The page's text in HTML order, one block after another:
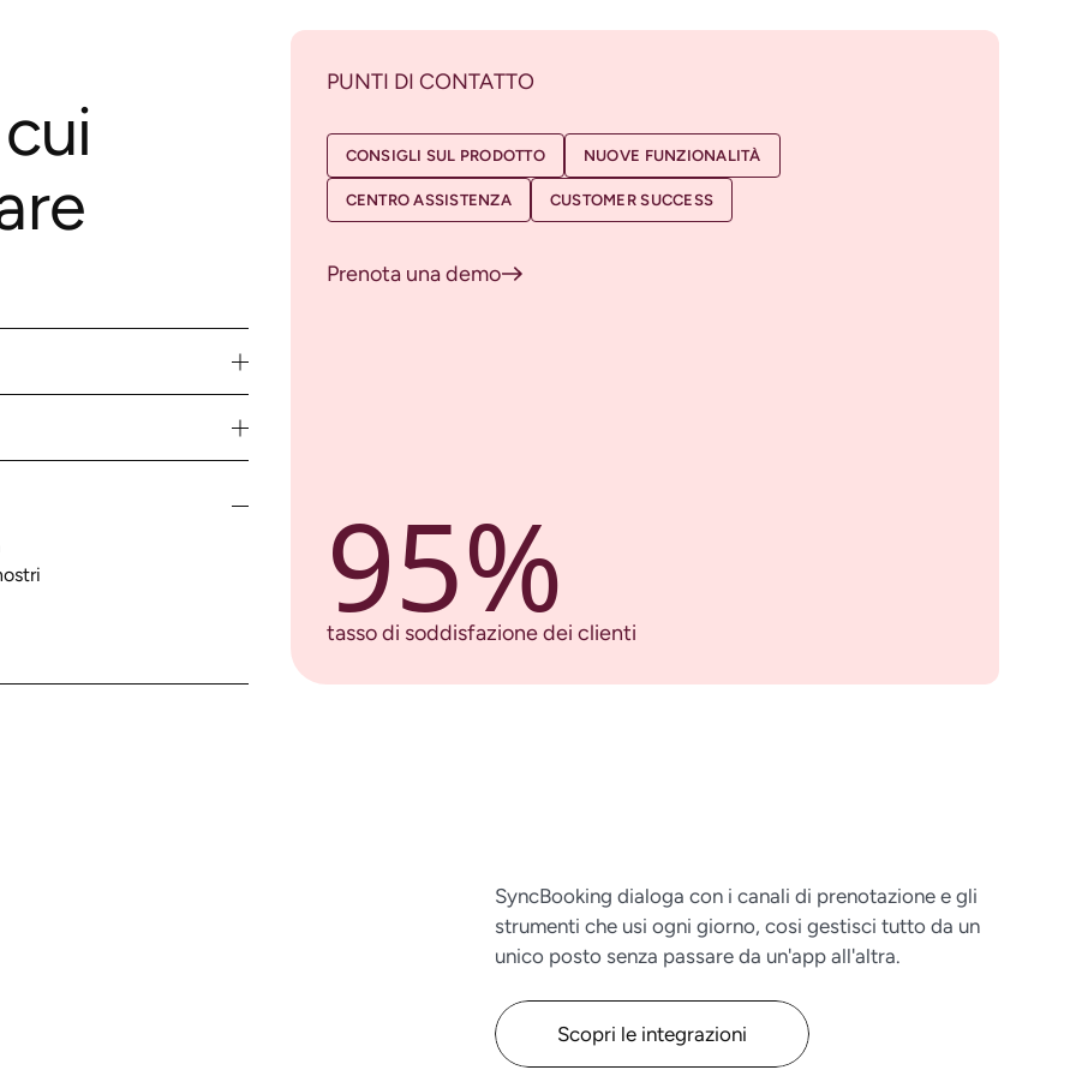
Il
PUNTI DI CONTATTO
CONSIGLI SUL PRODOTTO NUOVE FUNZIONALITÀ
CENTRO ASSISTENZA CUSTOMER SUCCESS
Prenota una demo
95%
tasso di soddisfazione dei clienti
SyncBooking dialoga con i canali di prenotazione e gli
strumenti che usi ogni giorno, cosi gestisci tutto da un
unico posto senza passare da un'app all'altra.
Scopri le integrazioni